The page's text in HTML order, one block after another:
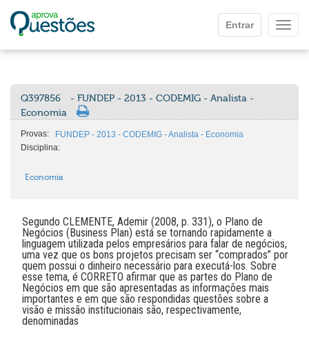
Entrar
Q397856
- FUNDEP - 2013 - CODEMIG - Analista -
Economia
Provas:
FUNDEP - 2013 - CODEMIG - Analista - Economia
Disciplina:
Economia
Segundo CLEMENTE, Ademir (2008, p. 331), o Plano de
Negócios (Business Plan) está se tornando rapidamente a
linguagem utilizada pelos empresários para falar de negócios,
uma vez que os bons projetos precisam ser “comprados” por
quem possui o dinheiro necessário para executá-los. Sobre
esse tema, é CORRETO afirmar que as partes do Plano de
Negócios em que são apresentadas as informações mais
importantes e em que são respondidas questões sobre a
visão e missão institucionais são, respectivamente,
denominadas